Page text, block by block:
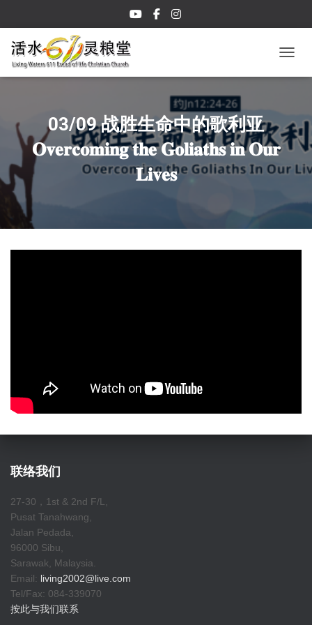
03/09 战胜生命中的歌利亚
𝐎𝐯𝐞𝐫𝐜𝐨𝐦𝐢𝐧𝐠 𝐭𝐡𝐞 𝐆𝐨𝐥𝐢𝐚𝐭𝐡𝐬 𝐢𝐧 𝐎𝐮𝐫
𝐋𝐢𝐯𝐞𝐬
联络我们
27-30，1st & 2nd F/L,
Pusat Tanahwang,
Jalan Pedada,
96000 Sibu,
Sarawak, Malaysia.
Email: living2002@live.com
Tel/Fax: 084-339070
按此与我们联系